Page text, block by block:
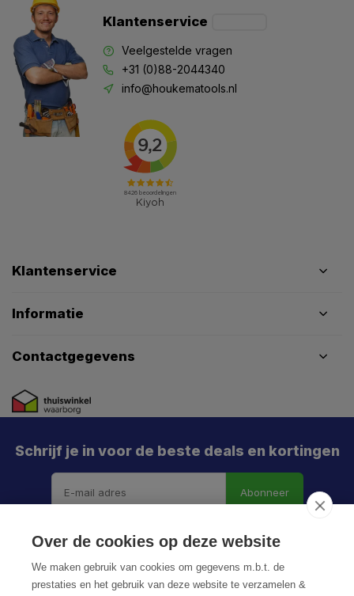
Klantenservice
Veelgestelde vragen
+31 (0)88-2044340
info@houkematools.nl
Klantenservice
Informatie
Contactgegevens
Schrijf je in voor de beste deals en kortingen
Abonneer
Over de cookies op deze website
We maken gebruik van cookies om gegevens m.b.t. de
prestaties en het gebruik van deze website te verzamelen &
Meld je aan en mis geen enkele actie, aanbieding
of nieuwe deal meer. Én je krijgt direct €5 korting!